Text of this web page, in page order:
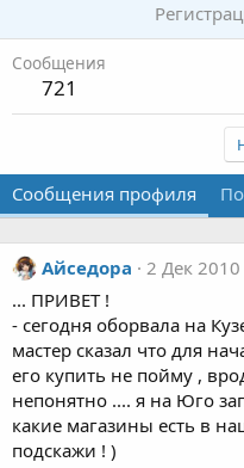
Сообщения
721
Сообщения профиля
Айседора
2 Дек 2010
... ПРИВЕТ !
- сегодня оборвала на
мастер сказал что для
его купить не пойму ,
непонятно .... я на Юго
какие магазины есть в
подскажи ! )